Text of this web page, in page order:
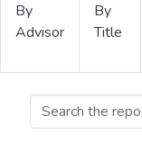
By
Advisor
By
Title